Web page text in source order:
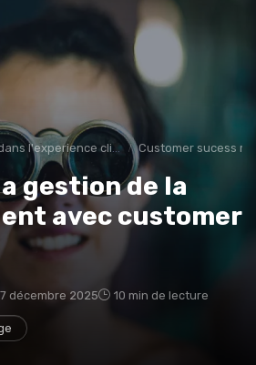
l'experience client Customer sucess
gestion de la
avec customer
décembre 2025 10 min de lecture